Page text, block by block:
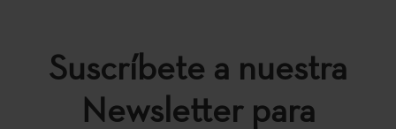
Suscríbete a nuestra
Newsletter para